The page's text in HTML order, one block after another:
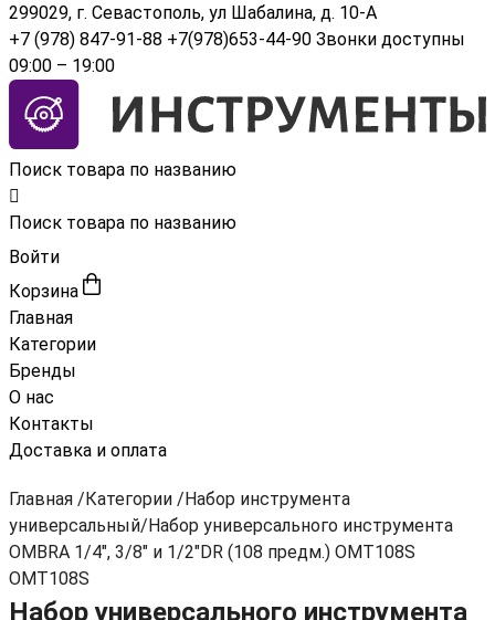
299029, г. Севастополь, ул Шабалина, д. 10-А
+7 (978) 847-91-88 +7(978)653-44-90 Звонки доступны
09:00 – 19:00
Поиск товара по названию
Поиск товара по названию
Войти
Корзина
Главная
Категории
Бренды
О нас
Контакты
Доставка и оплата
Главная / Категории / Набор инструмента
универсальный/ Набор универсального инструмента
OMBRA 1/4", 3/8" и 1/2"DR (108 предм.) OMT108S
OMT108S
Набор универсального инструмента